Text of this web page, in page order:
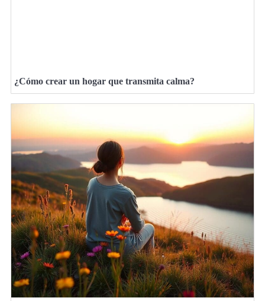
¿Cómo crear un hogar que transmita calma?